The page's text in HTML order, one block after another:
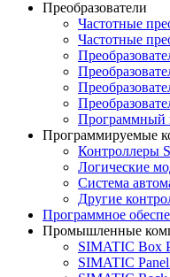
Преобразователи
Частотные
Частотные
Программный
Программируемые
Контроллеры
Логические
Система
Другие
Программное
Промышленные
SIMATIC Box
SIMATIC